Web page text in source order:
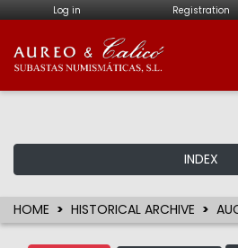
Log in Registration
Aureo &
INDEX
HOME HISTORICAL ARCHIVE